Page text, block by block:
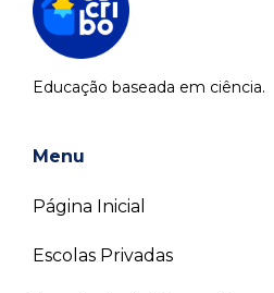
Educação baseada em ciência.
Menu
Página Inicial
Escolas Privadas